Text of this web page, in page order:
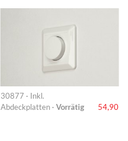
30877 · Inkl.
Abdeckplatten · Vorrätig 54,90